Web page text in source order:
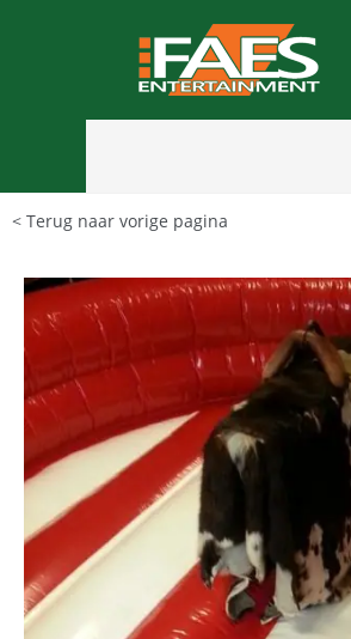
< Terug naar vorige pagina